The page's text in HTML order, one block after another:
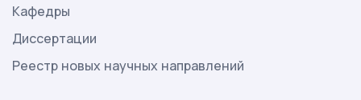
Кафедры
Диссертации
Реестр новых научных направлений